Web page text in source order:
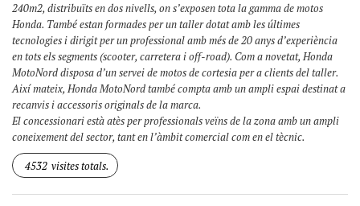
240m2, distribuïts en dos nivells, on s’exposen tota la gamma de motos
Honda. També estan formades per un taller dotat amb les últimes
tecnologies i dirigit per un professional amb més de 20 anys d’experiència
en tots els segments (scooter, carretera i off-road). Com a novetat, Honda
MotoNord disposa d’un servei de motos de cortesia per a clients del taller.
Així mateix, Honda MotoNord també compta amb un ampli espai destinat a
recanvis i accessoris originals de la marca.
El concessionari està atès per professionals veïns de la zona amb un ampli
coneixement del sector, tant en l’àmbit comercial com en el tècnic.
4532 visites totals.